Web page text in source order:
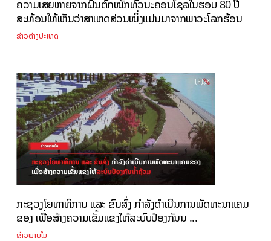
ຄວາມເສຍຫາຍຈາກຝົນຕົກໜັກທົ່ວນະຄອນໂຊລໃນຮອບ 80 ປີ
ສະທ້ອນໃຫ້ເຫັນວ່າສາເຫດສ່ວນໜຶ່ງແມ່ນມາຈາກພາວະໂລກຮ້ອນ
ຂ່າວຕ່າງປະເທດ
ກະຊວງໂຍທາທິການ ແລະ ຂົນສົ່ງ ກຳລັງດຳເນີນການພັດທະນາແຄມ
ຂອງ ເພື່ອສ້າງຄວາມເຂັ້ມແຂງໃຫ້ລະບົບປ້ອງກັນນ ...
ຂ່າວພາຍໃນ